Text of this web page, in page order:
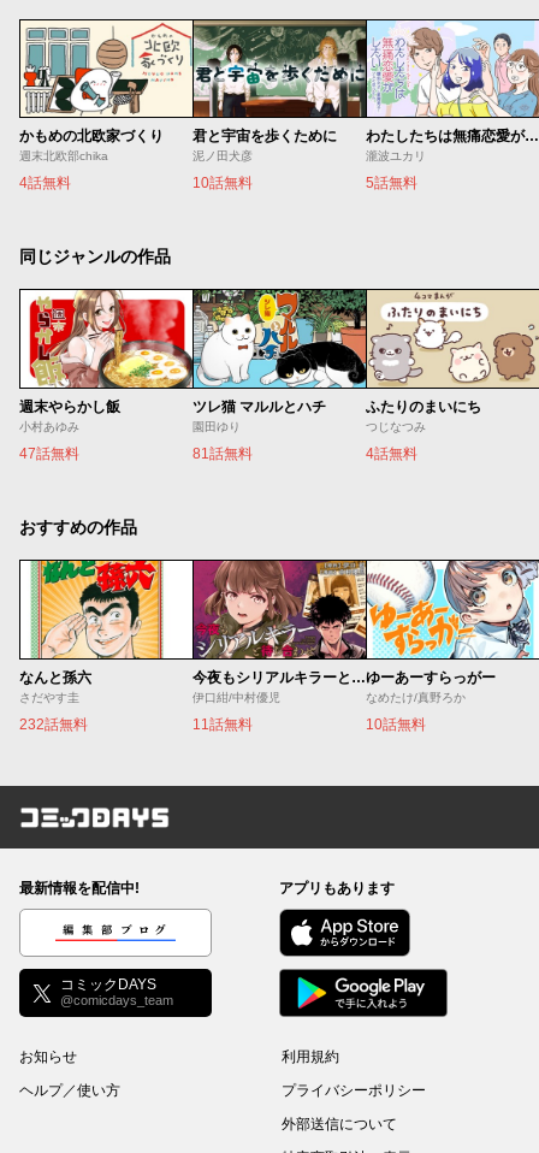
かもめの北欧家づくり
週末北欧部chika
4話無料
君と宇宙を歩くために
泥ノ田犬彦
10話無料
わたしたちは無痛恋愛がしたい 〜鍵垢女子と星屑男子とフェミおじさん〜
瀧波ユカリ
5話無料
同じジャンルの作品
週末やらかし飯
小村あゆみ
47話無料
ツレ猫 マルルとハチ
園田ゆり
81話無料
ふたりのまいにち
つじなつみ
4話無料
おすすめの作品
なんと孫六
さだやす圭
232話無料
今夜もシリアルキラーと待ち合わせ
伊口紺/中村優児
11話無料
ゆーあーすらっがー
なめたけ/真野ろか
10話無料
コミックDAYS
最新情報を配信中!
編集部ブログ
コミックDAYS
@comicdays_team
アプリもあります
お知らせ
ヘルプ／使い方
利用規約
プライバシーポリシー
外部送信について